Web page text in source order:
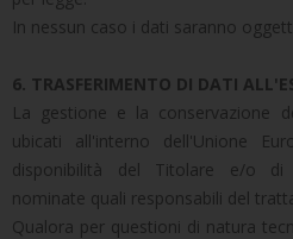
In nessun caso i dati saranno
6. TRASFERIMENTO DI DATI
La gestione e la conservazione
ubicati all'interno dell'Unione
disponibilità del Titolare e/o di
nominate quali responsabili del
Qualora per questioni di natura